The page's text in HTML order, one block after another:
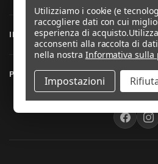
INFORMAZIONI PRODOTTO
PRO-BOLT ITALIA
SEGUICI
Utilizziamo i cookie (e
raccogliere dati con cui
esperienza di acquisto.
acconsenti alla raccolta di
nella nostra Informativa sulla
Impostazioni